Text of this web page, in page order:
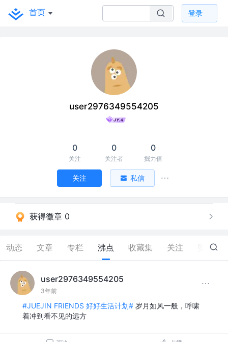
首页 登录
user2976349554205
0
关注
0
关注者
0
掘力值
关注 私信
获得徽章 0
动态 文章 专栏 沸点 收藏集 关注 0
user2976349554205
3年前
#JUEJIN FRIENDS 好好生活计划# 岁月如风一般，呼啸
着冲到看不见的远方